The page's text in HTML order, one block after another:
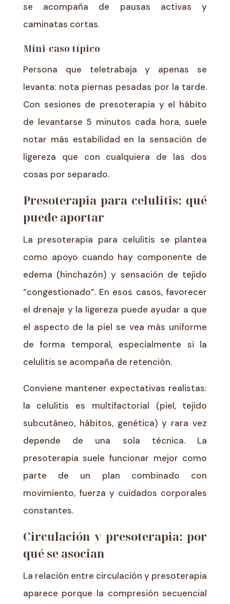
se acompaña de pausas activas y
caminatas cortas.
Mini-caso típico
Persona que teletrabaja y apenas se
levanta: nota piernas pesadas por la tarde.
Con sesiones de presoterapia y el hábito
de levantarse 5 minutos cada hora, suele
notar más estabilidad en la sensación de
ligereza que con cualquiera de las dos
cosas por separado.
Presoterapia para celulitis: qué
puede aportar
La presoterapia para celulitis se plantea
como apoyo cuando hay componente de
edema (hinchazón) y sensación de tejido
“congestionado”. En esos casos, favorecer
el drenaje y la ligereza puede ayudar a que
el aspecto de la piel se vea más uniforme
de forma temporal, especialmente si la
celulitis se acompaña de retención.
Conviene mantener expectativas realistas:
la celulitis es multifactorial (piel, tejido
subcutáneo, hábitos, genética) y rara vez
depende de una sola técnica. La
presoterapia suele funcionar mejor como
parte de un plan combinado con
movimiento, fuerza y cuidados corporales
constantes.
Circulación y presoterapia: por
qué se asocian
La relación entre circulación y presoterapia
aparece porque la compresión secuencial